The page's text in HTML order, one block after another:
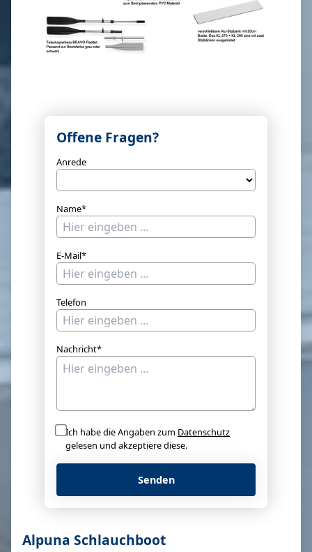
Offene Fragen?
Anrede
Name*
E-Mail*
Telefon
Nachricht*
Ich habe die Angaben zum Datenschutz
gelesen und akzeptiere diese.
Senden
Alpuna Schlauchboot